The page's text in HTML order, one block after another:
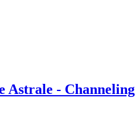
Astrale - Channeling